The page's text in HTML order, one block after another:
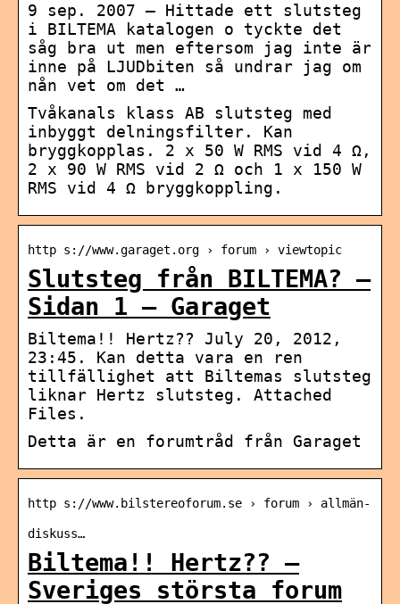
9 sep. 2007 — Hittade ett slutsteg
i BILTEMA katalogen o tyckte det
såg bra ut men eftersom jag inte är
inne på LJUDbiten så undrar jag om
nån vet om det …
Tvåkanals klass AB slutsteg med
inbyggt delningsfilter. Kan
bryggkopplas. 2 x 50 W RMS vid 4 Ω,
2 x 90 W RMS vid 2 Ω och 1 x 150 W
RMS vid 4 Ω bryggkoppling.
http s://www.garaget.org › forum › viewtopic
Slutsteg från BILTEMA? –
Sidan 1 – Garaget
Biltema!! Hertz?? July 20, 2012,
23:45. Kan detta vara en ren
tillfällighet att Biltemas slutsteg
liknar Hertz slutsteg. Attached
Files.
Detta är en forumtråd från Garaget
http s://www.bilstereoforum.se › forum › allmän-
diskuss…
Biltema!! Hertz?? –
Sveriges största forum